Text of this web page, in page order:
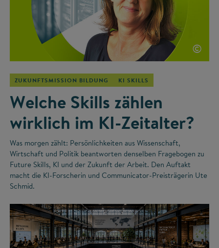
©
ZUKUNFTSMISSION BILDUNG KI SKILLS
Welche Skills zählen
wirklich im KI-Zeitalter?
Was morgen zählt: Persönlichkeiten aus Wissenschaft,
Wirtschaft und Politik beantworten denselben Fragebogen zu
Future Skills, KI und der Zukunft der Arbeit. Den Auftakt
macht die KI-Forscherin und Communicator-Preisträgerin Ute
Schmid.